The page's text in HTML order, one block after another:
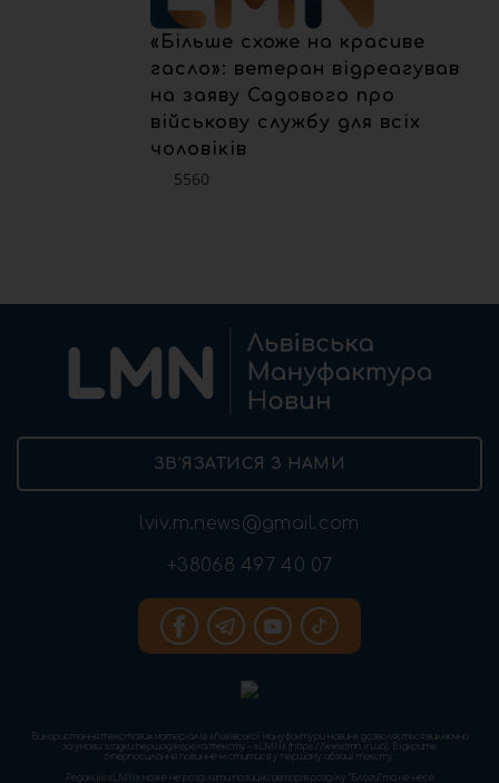
«Більше схоже на красиве
гасло»: ветеран відреагував
на заяву Садового про
військову службу для всіх
чоловіків
5560
ЗВ’ЯЗАТИСЯ З НАМИ
lviv.m.news@gmail.com
+38068 497 40 07
Використання текстових матеріалів «Львівської мануфактури новин» дозволяється виключно
за умови згадки першоджерела тексту – «LMN» (https://www.lmn.in.ua). Відкрите
гіперпосилання повинне міститися у першому абзаці тексту.
Редакція «LMN» може не розділяти позицію авторів розділу “Блоги” та не несе